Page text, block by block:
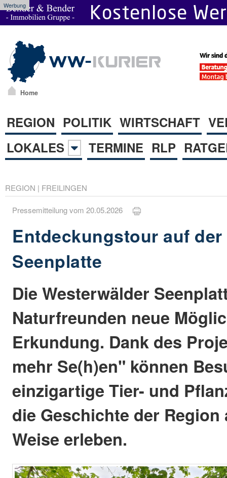
Werbung
Home
REGION POLITIK WIRTSCHAFT
LOKALES
TERMINE RLP
REGION | FREILINGEN
Pressemitteilung vom 20.05.2026
Entdeckungstour auf
Seenplatte
Die Westerwälder
Naturfreunden neue
Erkundung. Dank des
mehr Se(h)en" können
einzigartige Tier- und
die Geschichte der
Weise erleben.